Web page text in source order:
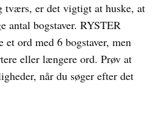
tværs, er det vigtigt at huske, at
antal bogstaver. RYSTER
ord med 6 bogstaver, men
eller længere ord. Prøv at
når du søger efter det